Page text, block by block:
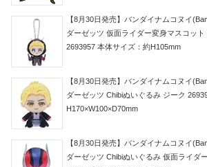
【8月30日発売】バンダイナムコヌイ
ダーゼッツ 仮面ライダー変身マスコッ
2693957 本体サイズ：約H105mm
【8月30日発売】バンダイナムコヌイ
ダーゼッツ Chibiぬいぐるみ ジーク
H170×W100×D70mm
【8月30日発売】バンダイナムコヌイ
ダーゼッツ Chibiぬいぐるみ 仮面ライダ